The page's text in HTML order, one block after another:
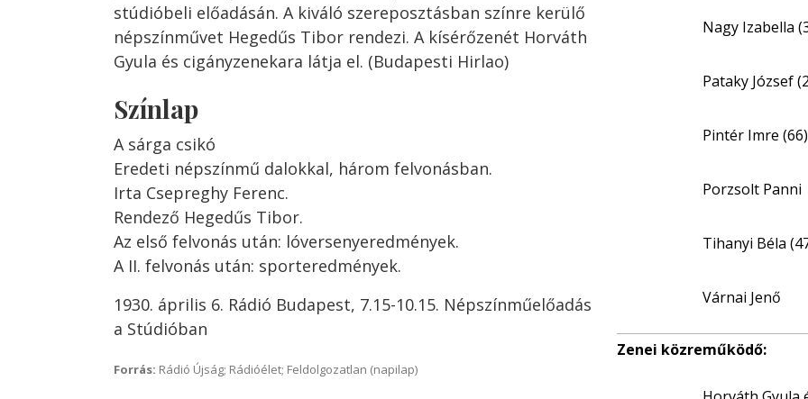
stúdióbeli előadásán. A kiváló szereposztásban színre kerülő
népszínművet Hegedűs Tibor rendezi. A kísérőzenét Horváth
Gyula és cigányzenekara látja el. (Budapesti Hirlao)
Színlap
A sárga csikó
Eredeti népszínmű dalokkal, három felvonásban.
Irta Csepreghy Ferenc.
Rendező Hegedűs Tibor.
Az első felvonás után: lóversenyeredmények.
A II. felvonás után: sporteredmények.
1930. április 6. Rádió Budapest, 7.15-10.15. Népszínműelőadás
a Stúdióban
Forrás: Rádió Újság; Rádióélet; Feldolgozatlan (napilap)
Nagy Izabella
Pataky József
Pintér Imre (66)
Porzsolt Panni
Tihanyi Béla
Várnai Jenő
Zenei közreműködő: